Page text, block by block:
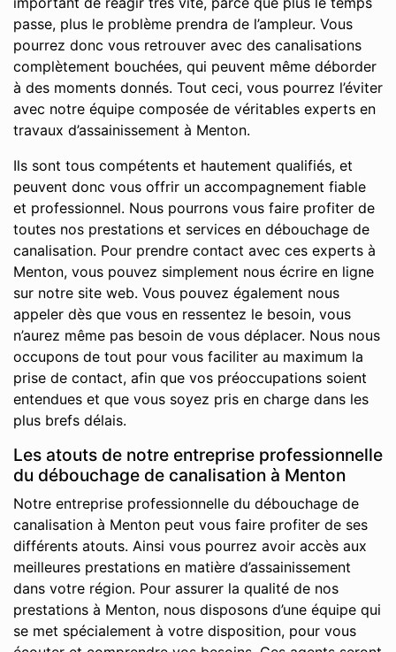
passe, plus le problème prendra de l’ampleur. Vous
pourrez donc vous retrouver avec des canalisations
complètement bouchées, qui peuvent même déborder
à des moments donnés. Tout ceci, vous pourrez l’éviter
avec notre équipe composée de véritables experts en
travaux d’assainissement à Menton.
Ils sont tous compétents et hautement qualifiés, et
peuvent donc vous offrir un accompagnement fiable
et professionnel. Nous pourrons vous faire profiter de
toutes nos prestations et services en débouchage de
canalisation. Pour prendre contact avec ces experts à
Menton, vous pouvez simplement nous écrire en ligne
sur notre site web. Vous pouvez également nous
appeler dès que vous en ressentez le besoin, vous
n’aurez même pas besoin de vous déplacer. Nous nous
occupons de tout pour vous faciliter au maximum la
prise de contact, afin que vos préoccupations soient
entendues et que vous soyez pris en charge dans les
plus brefs délais.
Les atouts de notre entreprise professionnelle
du débouchage de canalisation à Menton
Notre entreprise professionnelle du débouchage de
canalisation à Menton peut vous faire profiter de ses
différents atouts. Ainsi vous pourrez avoir accès aux
meilleures prestations en matière d’assainissement
dans votre région. Pour assurer la qualité de nos
prestations à Menton, nous disposons d’une équipe qui
se met spécialement à votre disposition, pour vous